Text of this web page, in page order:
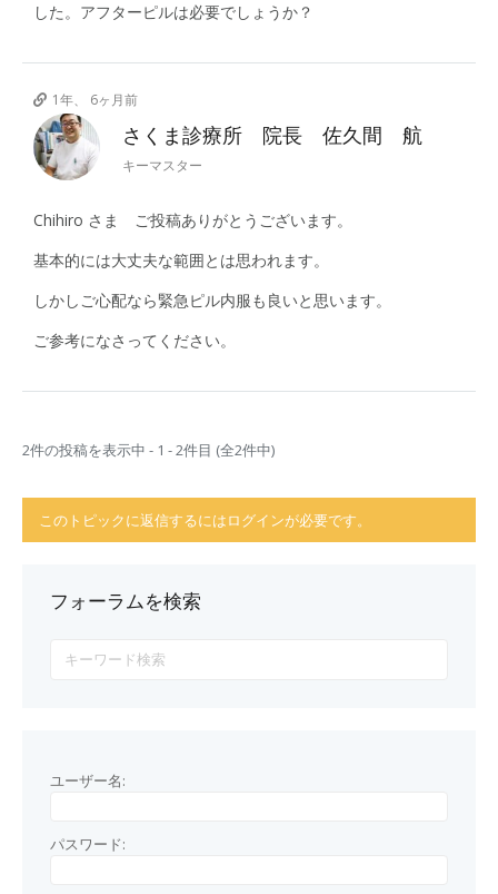
した。アフターピルは必要でしょうか？
1年、 6ヶ月前
さくま診療所 院長 佐久間 航
キーマスター
Chihiro さま ご投稿ありがとうございます。
基本的には大丈夫な範囲とは思われます。
しかしご心配なら緊急ピル内服も良いと思います。
ご参考になさってください。
2件の投稿を表示中 - 1 - 2件目 (全2件中)
このトピックに返信するにはログインが必要です。
フォーラムを検索
ユーザー名:
パスワード: